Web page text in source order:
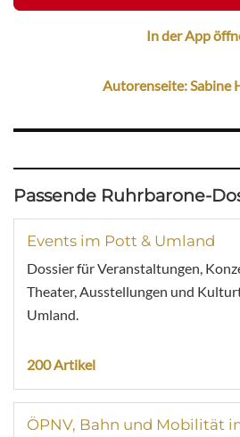
In der App
Autorenseite: Sabine
Passende Ruhrbarone-
Events im Pott & Umland
Dossier für Veranstaltungen,
Theater, Ausstellungen und
Umland.
200 Artikel
ÖPNV, Bahn und Mobilität